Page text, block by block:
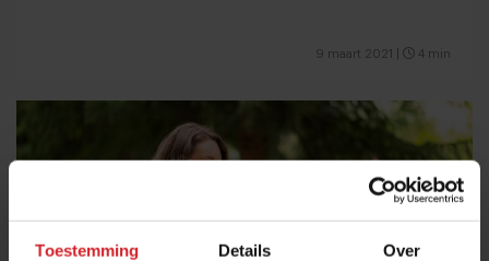
Toestemming Details Over
9 maart 2021 4 min